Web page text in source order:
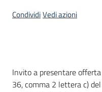
CondividiVedi azioni
Dati del bando
Invito a presentare
36, comma 2 lettera c)